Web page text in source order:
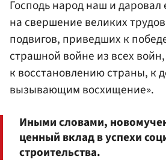
Господь народ наш и даровал
на свершение великих
подвигов, приведших к
страшной войне из всех войн,
к восстановлению страны, к
вызывающим восхищение».
Иными словами,
ценный вклад в успехи
строительства.